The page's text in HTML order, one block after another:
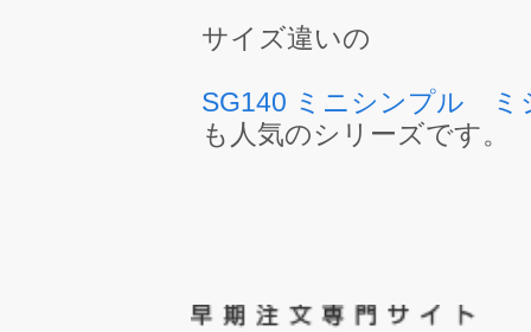
サイズ違いの
SG140 ミニシンプル ミ
も人気のシリーズです。